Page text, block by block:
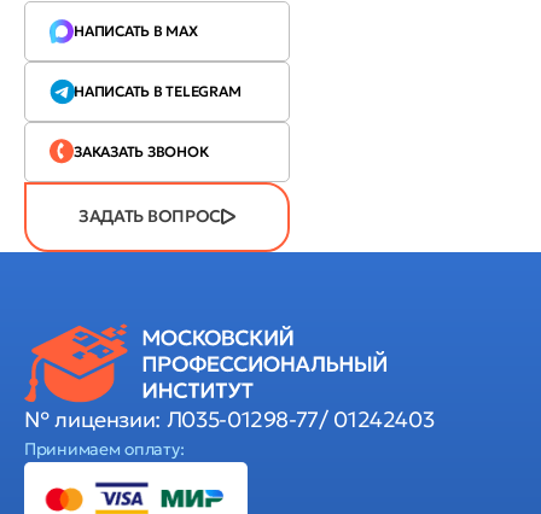
НАПИСАТЬ В MAX
НАПИСАТЬ В TELEGRAM
ЗАКАЗАТЬ ЗВОНОК
ЗАДАТЬ ВОПРОС
№ лицензии: Л035-01298-77/ 01242403
Принимаем оплату: